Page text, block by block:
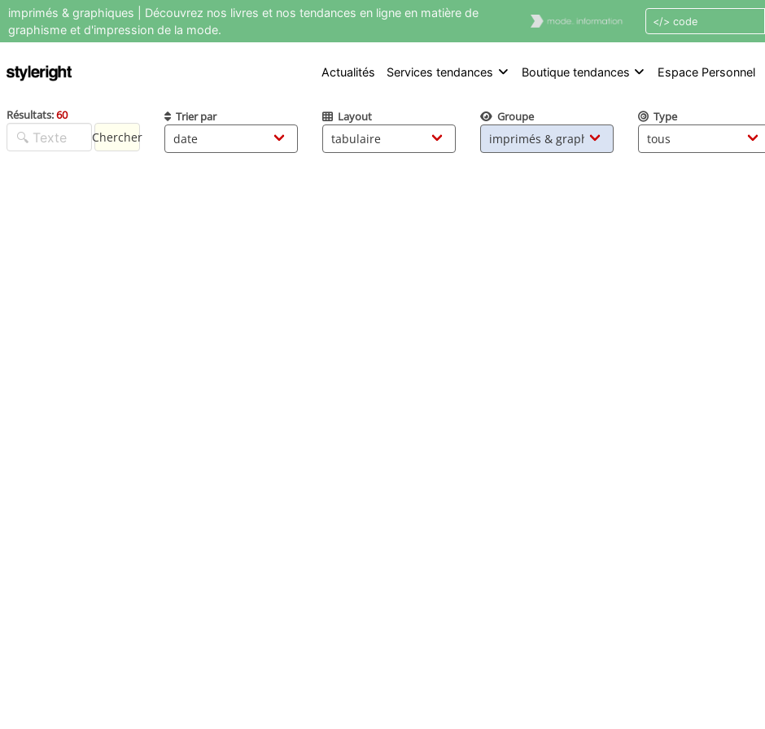
imprimés & graphiques | Découvrez nos livres et nos tendances en ligne en matière de
graphisme et d'impression de la mode.
Actualités Services tendances Boutique tendances Espace Personnel
Résultats:60
Chercher
Trier par Layout Groupe Type